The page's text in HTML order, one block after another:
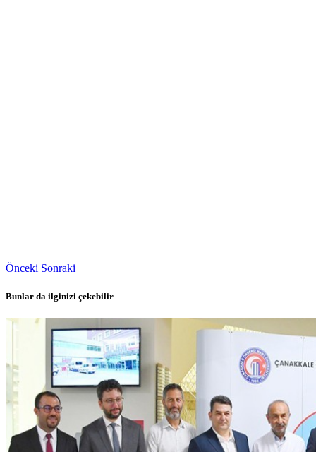
Önceki Sonraki
Bunlar da ilginizi çekebilir